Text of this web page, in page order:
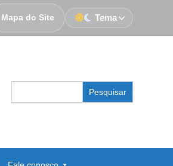
Mapa do Site Tema
for: